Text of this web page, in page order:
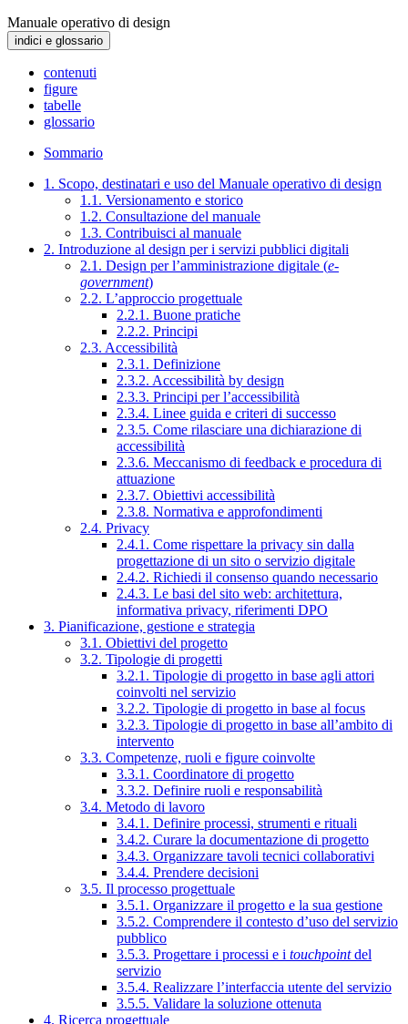
Manuale operativo di design
indici e glossario
contenuti
figure
tabelle
glossario
Sommario
1. Scopo, destinatari e uso del Manuale operativo di design
1.1. Versionamento e storico
1.2. Consultazione del manuale
1.3. Contribuisci al manuale
2. Introduzione al design per i servizi pubblici digitali
2.1. Design per l’amministrazione digitale (e-
government)
2.2. L’approccio progettuale
2.2.1. Buone pratiche
2.2.2. Principi
2.3. Accessibilità
2.3.1. Definizione
2.3.2. Accessibilità by design
2.3.3. Principi per l’accessibilità
2.3.4. Linee guida e criteri di successo
2.3.5. Come rilasciare una dichiarazione di
accessibilità
2.3.6. Meccanismo di feedback e procedura di
attuazione
2.3.7. Obiettivi accessibilità
2.3.8. Normativa e approfondimenti
2.4. Privacy
2.4.1. Come rispettare la privacy sin dalla
progettazione di un sito o servizio digitale
2.4.2. Richiedi il consenso quando necessario
2.4.3. Le basi del sito web: architettura,
informativa privacy, riferimenti DPO
3. Pianificazione, gestione e strategia
3.1. Obiettivi del progetto
3.2. Tipologie di progetti
3.2.1. Tipologie di progetto in base agli attori
coinvolti nel servizio
3.2.2. Tipologie di progetto in base al focus
3.2.3. Tipologie di progetto in base all’ambito di
intervento
3.3. Competenze, ruoli e figure coinvolte
3.3.1. Coordinatore di progetto
3.3.2. Definire ruoli e responsabilità
3.4. Metodo di lavoro
3.4.1. Definire processi, strumenti e rituali
3.4.2. Curare la documentazione di progetto
3.4.3. Organizzare tavoli tecnici collaborativi
3.4.4. Prendere decisioni
3.5. Il processo progettuale
3.5.1. Organizzare il progetto e la sua gestione
3.5.2. Comprendere il contesto d’uso del servizio
pubblico
3.5.3. Progettare i processi e i touchpointdel
servizio
3.5.4. Realizzare l’interfaccia utente del servizio
3.5.5. Validare la soluzione ottenuta
4. Ricerca progettuale